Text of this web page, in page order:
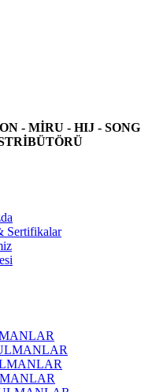
- MİRU - HIJ - SONG
Sertifikalar